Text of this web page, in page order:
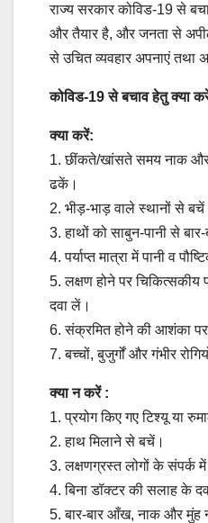
राज्य सरकार कोविड-19 से
और तैयार है, और जनता से
से उचित व्यवहार अपनाएं तथा
कोविड-19 से बचाव हेतु क्या
क्या करें:
1. छींकते/खांसते समय नाक
ढकें।
2. भीड़-भाड़ वाले स्थानों से
3. हाथों को साबुन-पानी से बार-
4. पर्याप्त मात्रा में पानी व
5. लक्षण होने पर चिकित्सकीय
दवा लें।
6. संक्रमित होने की आशंका पर
7. बच्चों, बुजुर्गों और गंभीर
क्या न करें :
1. प्रयोग किए गए टिश्यू या
2. हाथ मिलाने से बचें।
3. लक्षणग्रस्त लोगों के संपर्क
4. बिना डॉक्टर की सलाह के
5. बार-बार आँख, नाक और मुंह